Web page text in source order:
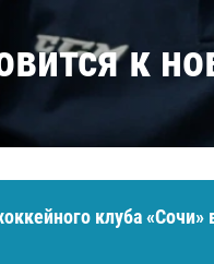
к
клуба «Сочи»